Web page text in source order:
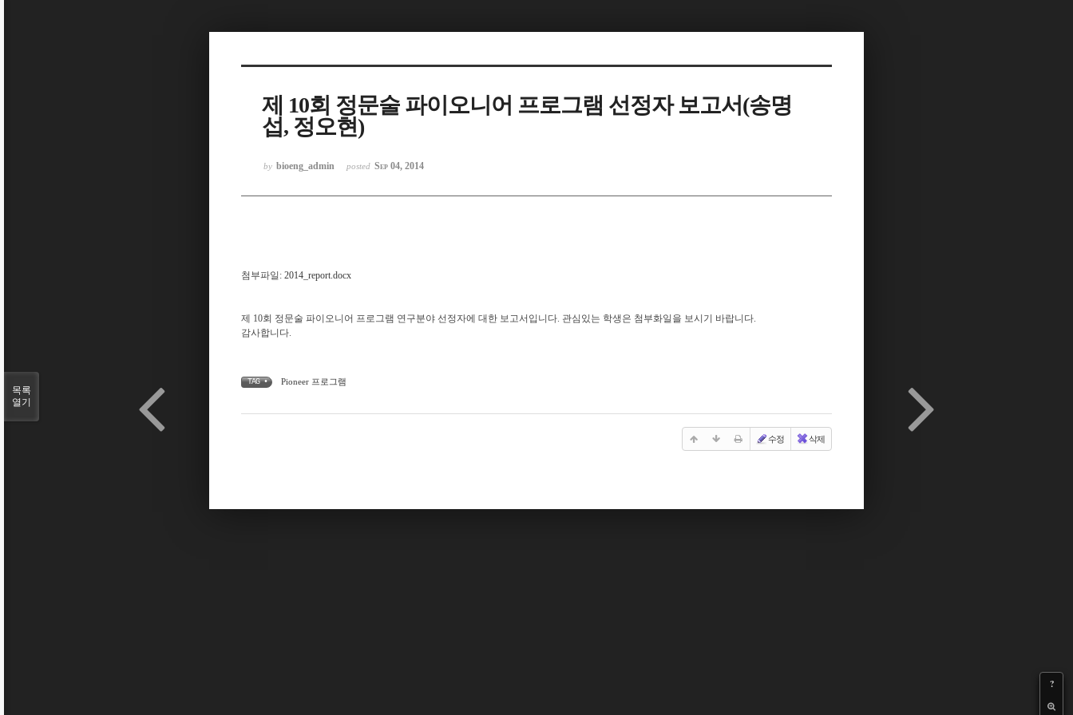
제 10회 정문술 파이오니어 프로그램 선정자 보고서(송명
섭, 정오현)
by bioeng_admin posted Sep 04, 2014
?
첨부파일: 2014_report.docx
제 10회 정문술 파이오니어 프로그램 연구분야 선정자에 대한 보고서입니다. 관심있는 학생은 첨부화일을 보시기 바랍니다.
감사합니다.
TAG • Pioneer 프로그램
수정 삭제
목록
열기
Sketchbook5, 스케치북5
Sketchbook5, 스케치북5